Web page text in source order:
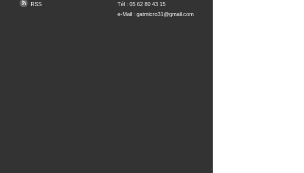
RSS
Tél : 05 62 80 43 15
e-Mail : gatmicro31@gmail.com